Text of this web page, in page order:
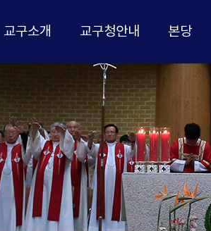
교구소개 교구청안내 본당